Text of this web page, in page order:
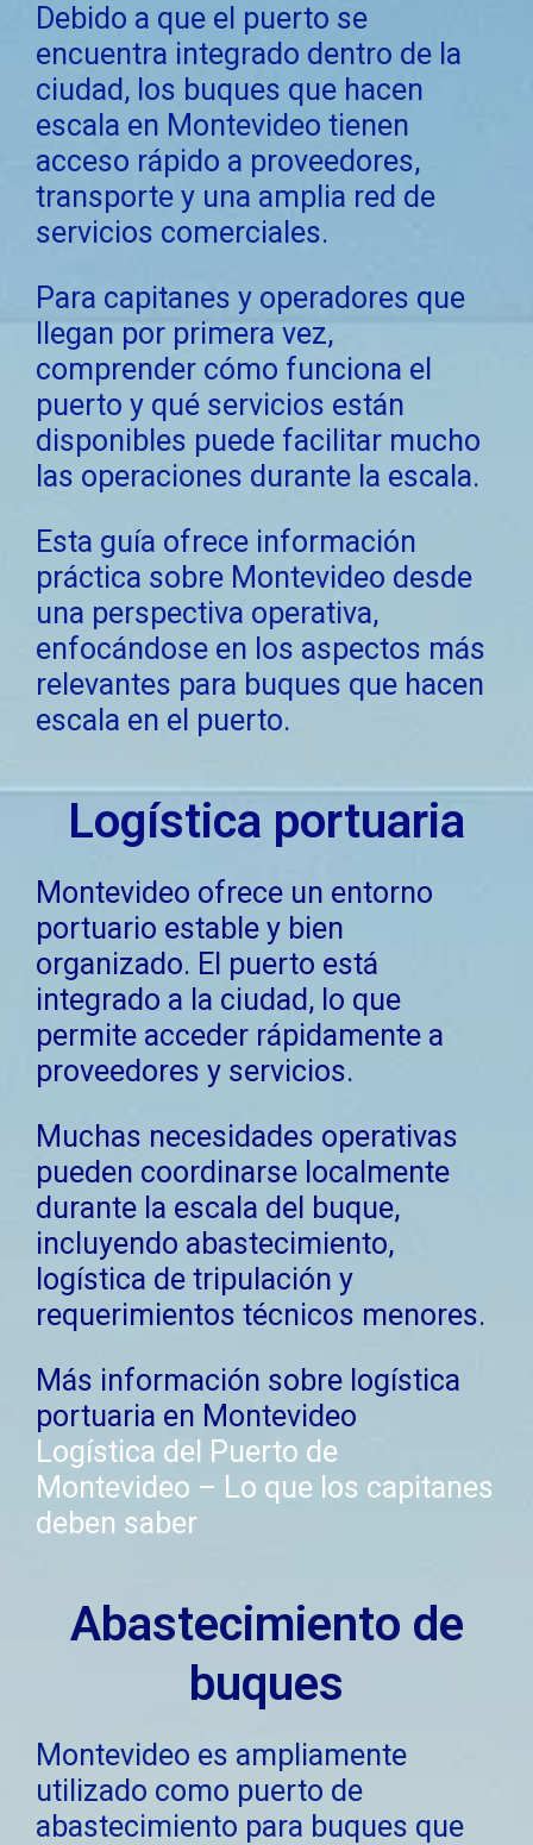
Debido a que el puerto se
encuentra integrado dentro de la
ciudad, los buques que hacen
escala en Montevideo tienen
acceso rápido a proveedores,
transporte y una amplia red de
servicios comerciales.
Para capitanes y operadores que
llegan por primera vez,
comprender cómo funciona el
puerto y qué servicios están
disponibles puede facilitar mucho
las operaciones durante la escala.
Esta guía ofrece información
práctica sobre Montevideo desde
una perspectiva operativa,
enfocándose en los aspectos más
relevantes para buques que hacen
escala en el puerto.
Logística portuaria
Montevideo ofrece un entorno
portuario estable y bien
organizado. El puerto está
integrado a la ciudad, lo que
permite acceder rápidamente a
proveedores y servicios.
Muchas necesidades operativas
pueden coordinarse localmente
durante la escala del buque,
incluyendo abastecimiento,
logística de tripulación y
requerimientos técnicos menores.
Más información sobre logística
portuaria en Montevideo
Logística del Puerto de
Montevideo – Lo que los capitanes
deben saber
Abastecimiento de
buques
Montevideo es ampliamente
utilizado como puerto de
abastecimiento para buques que